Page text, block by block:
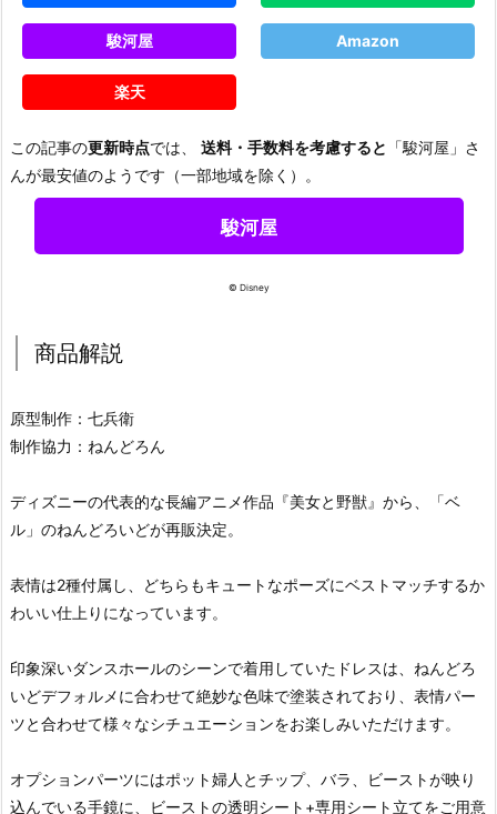
駿河屋 Amazon
楽天
この記事の更新時点では、 送料・手数料を考慮すると 「駿河屋」さ
んが最安値のようです（一部地域を除く）。
駿河屋
© Disney
商品解説
原型制作：七兵衛
制作協力：ねんどろん
ディズニーの代表的な長編アニメ作品『美女と野獣』から、「ベ
ル」のねんどろいどが再販決定。
表情は2種付属し、どちらもキュートなポーズにベストマッチするか
わいい仕上りになっています。
印象深いダンスホールのシーンで着用していたドレスは、ねんどろ
いどデフォルメに合わせて絶妙な色味で塗装されており、表情パー
ツと合わせて様々なシチュエーションをお楽しみいただけます。
オプションパーツにはポット婦人とチップ、バラ、ビーストが映り
込んでいる手鏡に、ビーストの透明シート+専用シート立てをご用意